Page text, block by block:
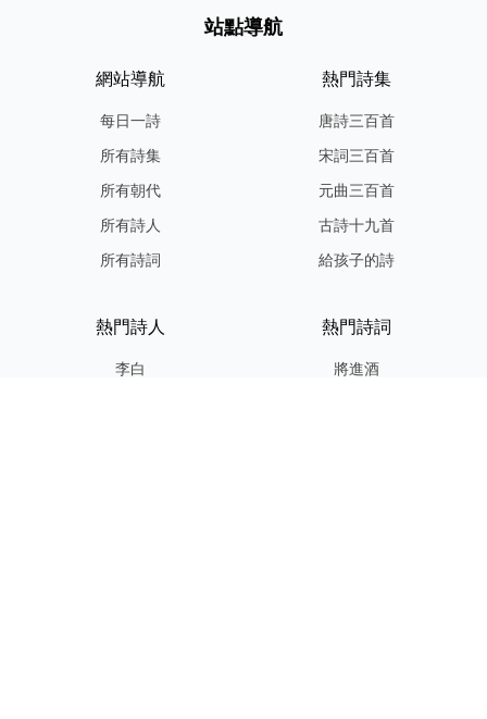
站點導航
網站導航
每日一詩
所有詩集
所有朝代
所有詩人
所有詩詞
熱門詩集
唐詩三百首
宋詞三百首
元曲三百首
古詩十九首
給孩子的詩
熱門詩人
李白
熱門詩詞
將進酒